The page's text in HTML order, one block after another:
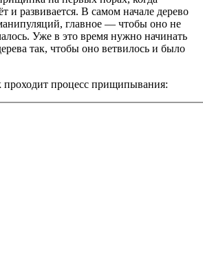
и развивается. В самом начале дерево
главное — чтобы оно не
Уже в это время нужно начинать
так, чтобы оно ветвилось и было
проходит процесс прищипывания: